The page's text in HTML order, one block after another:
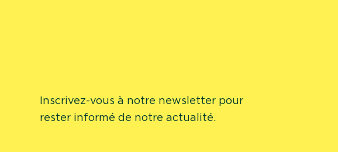
Inscrivez-vous à notre newsletter pour
rester informé de notre actualité.